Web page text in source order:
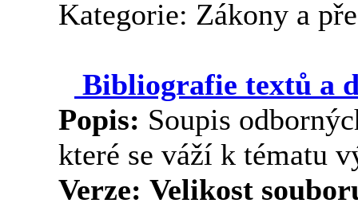
Kategorie: Zákony a
Bibliografie textů a
Popis: Soupis
které se váží k tématu
Verze: Velikost